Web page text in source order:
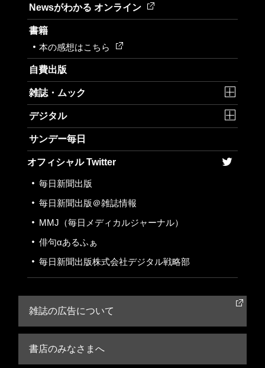
Newsがわかる オンライン
書籍
本の感想はこちら
自費出版
雑誌・ムック
デジタル
サンデー毎日
オフィシャル Twitter
毎日新聞出版
毎日新聞出版＠雑誌情報
MMJ （毎日メディカルジャーナル）
俳句αあるふぁ
毎日新聞出版株式会社デジタル戦略部
雑誌の広告について
書店のみなさまへ